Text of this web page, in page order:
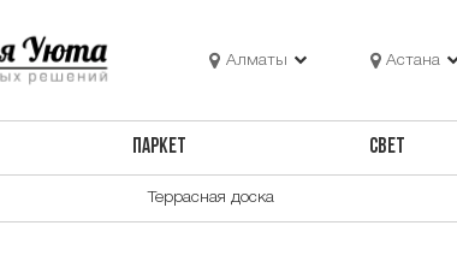
Алматы Астана
ПАРКЕТ СВЕТ
Террасная доска